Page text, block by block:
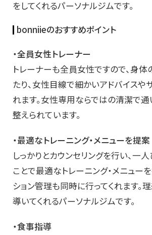
をしてくれるパーソナルジムです。
bonniieのおすすめポイント
・全員女性トレーナー
トレーナーも全員女性ですので、身
たり、女性目線で細かいアドバイスや
れます。女性専用ならではの清潔で
整えられています。
・最適なトレーニング・メニューを提案
しっかりとカウンセリングを行い、一
ことで最適なトレーニング・メニュー
ション管理も同時に行ってくれます。
導いてくれるパーソナルジムです。
・食事指導